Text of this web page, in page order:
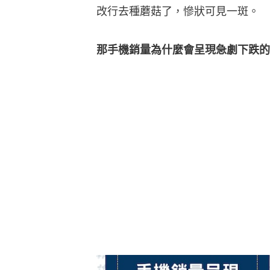
改行去種蘑菇了，慘狀可見一斑。
那手機銷量為什麼會呈現急劇下跌